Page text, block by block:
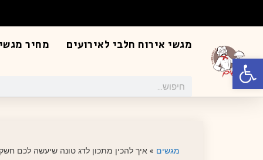
פתח סרגל נגישות
מגשי אירוח חלבי לאירועים מחיר
מגשים » איך להכין מתכון לדג טונה שיעשה לכם